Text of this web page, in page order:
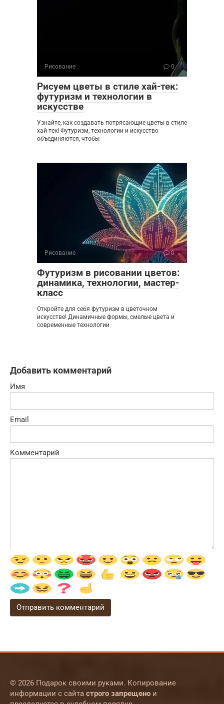
Рисование 0
Рисуем цветы в стиле хай-тек:
футуризм и технологии в
искусстве
Узнайте, как создавать потрясающие цветы в стиле
хай-тек! Футуризм, технологии и искусство
объединяются, чтобы
Рисование 0
Футуризм в рисовании цветов:
динамика, технологии, мастер-
класс
Откройте для себя футуризм в цветочном
искусстве! Динамичные формы, смелые цвета и
современные технологии
Добавить комментарий
Имя
Email
Комментарий
© 2026 Подарок своими руками. Копирование
информации с сайта строго запрещено и